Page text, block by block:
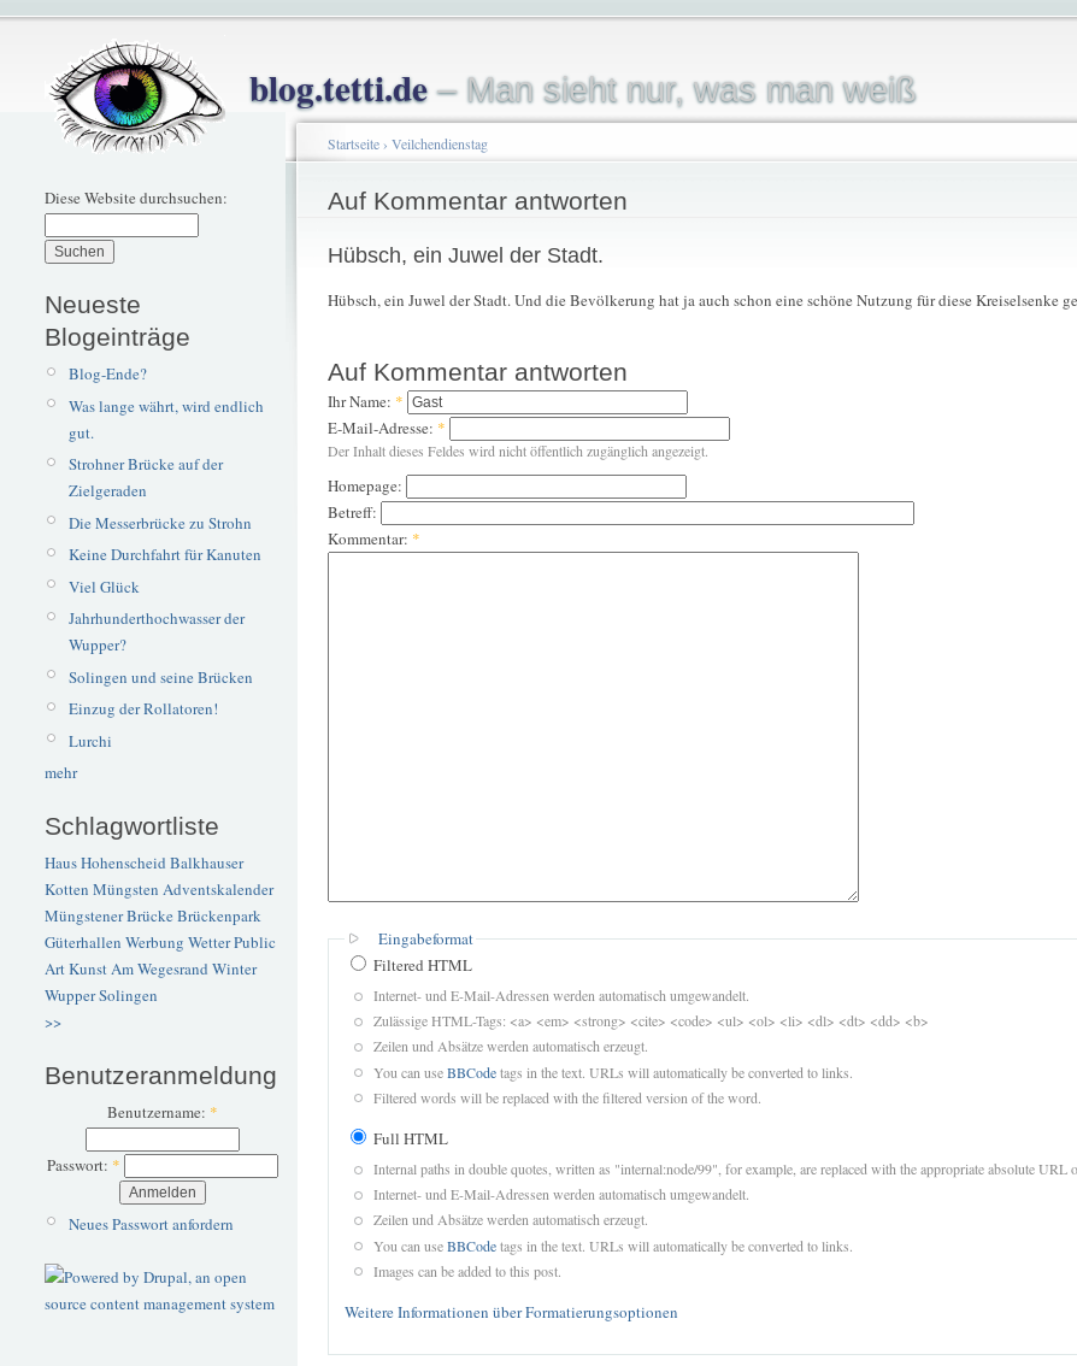
blog.tetti.de– Man sieht nur, was man weiß
Diese Website durchsuchen:
Neueste
Blogeinträge
Blog-Ende?
Was lange währt, wird endlich
gut.
Strohner Brücke auf der
Zielgeraden
Die Messerbrücke zu Strohn
Keine Durchfahrt für Kanuten
Viel Glück
Jahrhunderthochwasser der
Wupper?
Solingen und seine Brücken
Einzug der Rollatoren!
Lurchi
mehr
Schlagwortliste
Haus Hohenscheid Balkhauser
Kotten Müngsten Adventskalender
Müngstener BrückeBrückenpark
Güterhallen Werbung WetterPublic
ArtKunstAm Wegesrand Winter
WupperSolingen
>>
Benutzeranmeldung
Benutzername: *
Passwort: *
Neues Passwort anfordern
Startseite› Veilchendienstag
Auf Kommentar antworten
Hübsch, ein Juwel der Stadt.
Hübsch, ein Juwel der Stadt. Und die Bevölkerung hat ja auch schon eine schöne Nutzung für diese Kreiselsenke
Auf Kommentar antworten
Ihr Name: *
E-Mail-Adresse: *
Der Inhalt dieses Feldes wird nicht öffentlich zugänglich angezeigt.
Homepage:
Betreff:
Kommentar: *
Eingabeformat
Filtered HTML
Internet- und E-Mail-Adressen werden automatisch umgewandelt.
Zulässige HTML-Tags: <a> <em> <strong> <cite> <code> <ul> <ol> <li> <dl> <dt> <dd> <b>
Zeilen und Absätze werden automatisch erzeugt.
You can useBBCodetags in the text. URLs will automatically be converted to links.
Filtered words will be replaced with the filtered version of the word.
Full HTML
Internal paths in double quotes, written as "internal:node/99", for example, are replaced with the appropriate absolute URL
Internet- und E-Mail-Adressen werden automatisch umgewandelt.
Zeilen und Absätze werden automatisch erzeugt.
You can useBBCodetags in the text. URLs will automatically be converted to links.
Images can be added to this post.
Weitere Informationen über Formatierungsoptionen